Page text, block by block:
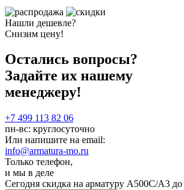
Нашли дешевле?
Снизим цену!
Остались вопросы?
Задайте их нашему
менеджеру!
+7 499 113 82 06
пн-вс: круглосуточно
Или напишите на email:
info@armatura-mo.ru
Только телефон,
и мы в деле
Сегодня скидка на арматуру А500С/А3 до